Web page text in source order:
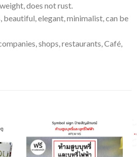
does not rust.
beautiful, elegant, minimalist, can be
shops, restaurants, Café,